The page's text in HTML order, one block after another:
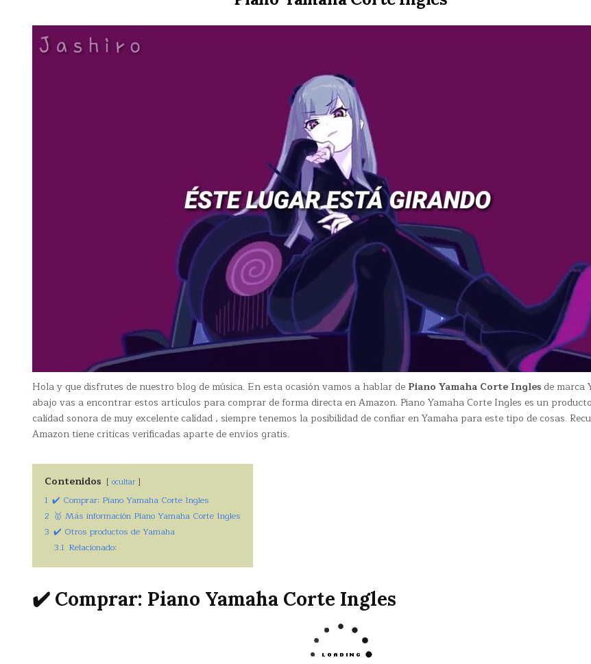
Hola y que disfrutes de nuestro blog de música. En esta ocasión vamos a hablar de Piano Yamaha Corte Ingles de marca
abajo vas a encontrar estos artículos para comprar de forma directa en Amazon. Piano Yamaha Corte Ingles es un
calidad sonora de muy excelente calidad , siempre tenemos la posibilidad de confiar en Yamaha para este tipo de cosas.
Amazon tiene críticas verificadas aparte de envíos gratis.
Contenidos ocultar
1 ✔️ Comprar: Piano Yamaha Corte Ingles
2 🥇 Más información Piano Yamaha Corte Ingles
3 ✔️ Otros productos de Yamaha
3.1 Relacionado:
✔️ Comprar: Piano Yamaha Corte Ingles